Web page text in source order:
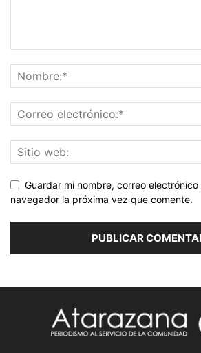
Guardar mi nombre, correo
navegador la próxima vez que comente.